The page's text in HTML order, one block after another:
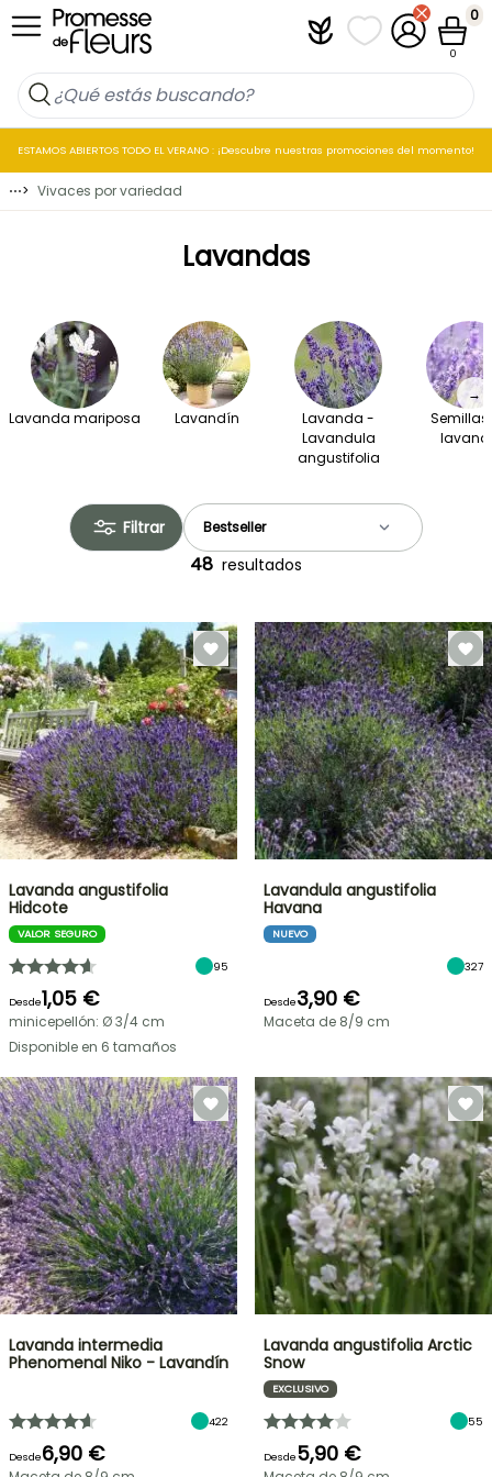
Ir al contenido PlantfitMis listas de
Mi cuenta
Cesta
0
0
ESTAMOS ABIERTOS TODO EL VERANO : ¡Descubre nuestras promociones del momento!
⋯> Vivaces por variedad
Lavandas
Lavanda mariposa Lavandín
Lavanda -
Lavandula
angustifolia
Semillas
→
Filtrar
48 resultados
Lavanda angustifolia
Hidcote
VALOR SEGURO
95
Desde1,05 €
minicepellón: Ø 3/4 cm
Disponible en 6 tamaños
Lavandula angustifolia
Havana
NUEVO
327
Desde3,90 €
Maceta de 8/9 cm
Lavanda intermedia
Phenomenal Niko - Lavandín
422
Desde6,90 €
Lavanda angustifolia Arctic
Snow
EXCLUSIVO
55
Desde5,90 €